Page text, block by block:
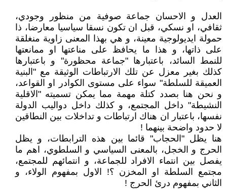
العدل و الاحسان جماعة صوفية من منظور وجودي،
ثقافي، او نسكي، قبل ان تكون نسقا سياسيا معارضا، ذا
حمولة ايديولوجية معينة، و هي بهذا المعنى زاوية منغلقة
على ذاتها، و هذا ما يحافظ على مناعتها او ممانعتها
للنمط السائد، باعتبارها "جماعة محظورة" و باعتبارها
كذلك بغير معزل عن تلك الارتباطات الوثيقة مع "البنية
العميقة للسلطة" سواء على مستوى الكوادر او القواعد،
و نحن هنا بصدد كتلة مهمة مما يمكن تسميته "الاقلية
النشيطة" داخل المجتمع، و كذلك داخل دواليب الدولة
نفسها، باعتبار ان هناك ارتباطات و تداخلات بين النطاقين
لا حدود واضحة بينهما !
هنا يظل "الحجاب" قائما بين هذه الترابطات، و يظل
الحرج و الخجل، بالمعنى السياسي و السلطوي، اهم ما
يفصل بين انتماء الافراد للجماعة، و انتمائهم للمجتمع،
مجتمع السلطة او المخزن ؟! الاول بمفهوم الولاء، و
الثاني بمفهوم درئ الحرج !